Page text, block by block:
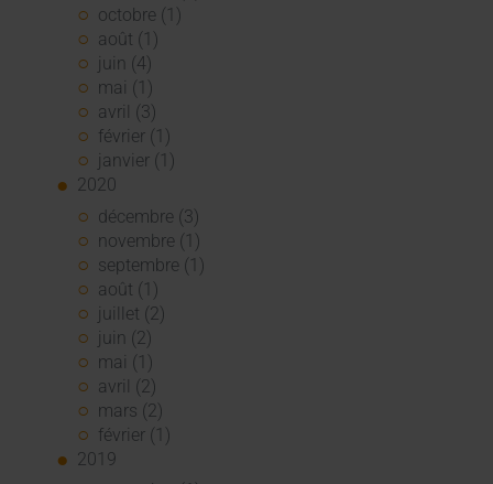
octobre (1)
août (1)
juin (4)
mai (1)
avril (3)
février (1)
janvier (1)
2020
décembre (3)
novembre (1)
septembre (1)
août (1)
juillet (2)
juin (2)
mai (1)
avril (2)
mars (2)
février (1)
2019